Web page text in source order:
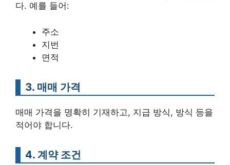
다. 예를 들어:
주소
지번
면적
3. 매매 가격
매매 가격을 명확히 기재하고, 지급 방식, 방식 등을
적어야 합니다.
4. 계약 조건